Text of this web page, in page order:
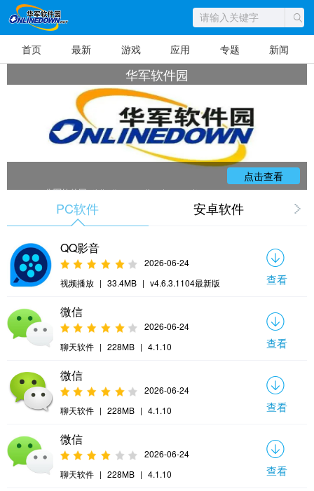
首页 最新 游戏 应用 专题 新闻
华军软件园
华军软件园（http://www.onlinedown.net）
大型专业软件下载网站，曾名列中国互联网十
大个人网站之一。平台收录超50万款软件资
源，覆盖PC、安卓、iOS及端游手游等全平台
依托全国镜像站点及CDN加速技术，下载速度
提升30%以上。联合360、金山等权威杀软构建
多重病毒扫描体系，确保软件安全可靠。致力
于为用户提供安全、稳定、全面、高速的免费
下载服务，是找软件的首选平台。
点击查看
PC软件 安卓软件
QQ影音
2026-06-24
视频播放 | 33.4MB | v4.6.3.1104最新版 查看
微信
2026-06-24
聊天软件 | 228MB | 4.1.10 查看
微信
2026-06-24
聊天软件 | 228MB | 4.1.10 查看
微信
2026-06-24
聊天软件 | 228MB | 4.1.10 查看